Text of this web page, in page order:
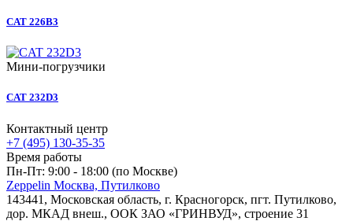
CAT 226B3
Мини-погрузчики
CAT 232D3
Контактный центр
+7 (495) 130-35-35
Время работы
Пн-Пт: 9:00 - 18:00 (по Москве)
Zeppelin Москва, Путилково
143441, Московская область, г. Красногорск, пгт. Путилково,
дор. МКАД внеш., ООК ЗАО «ГРИНВУД», строение 31